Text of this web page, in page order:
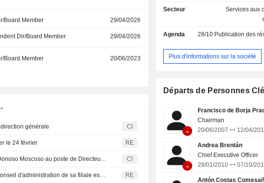
Board Member 29/04/2026
Dir/Board Member 29/04/2026
Board Member 20/06/2023
générale CI
le 24 février RE
Aclara Resources Inc. nomme Enrique Donoso Moscoso au poste de Directeur Général d'Aclara Chili, à compter du 2 février 2026 CI
Enel va renforcer son poids au sein du conseil d'administration de sa filiale espagnole Endesa RE
distribution de gaz (n° 3 espagnol) :
de gaz vendus auprès de 1,7
suivante : Espagne (83,8%),
Secteur
Services aux
Agenda 28/10 Publication des résultats
Plus d'informations sur la société
Départs de Personnes
-
Francisco de Borja
Chairman
20/06/2007
12/04/
-
Andrea Brentán
Chief Executive Officer
28/01/2010
07/10/
Antón Costas